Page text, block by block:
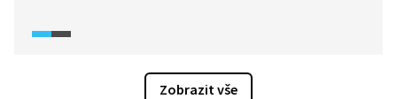
pohled zde představují také obyvatelé Pásma Gazy,
humanitární pomoci. Zobrazit vše